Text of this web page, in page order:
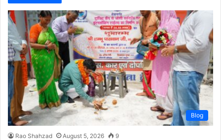
Blog
Rao Shahzad August 5, 2026 9